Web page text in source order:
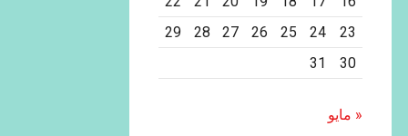
23
24
25
26
27
28
29
30
31
« مايو